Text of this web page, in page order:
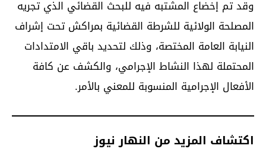
وقد تم إخضاع المشتبه فيه للبحث القضائي الذي تجريه
المصلحة الولائية للشرطة القضائية بمراكش تحت إشراف
النيابة العامة المختصة، وذلك لتحديد باقي الامتدادات
المحتملة لهذا النشاط الإجرامي، والكشف عن كافة
الأفعال الإجرامية المنسوبة للمعني بالأمر.
اكتشاف المزيد من النهار نيوز